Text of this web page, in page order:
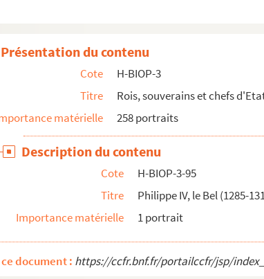
Présentation du contenu
Cote
H-BIOP-3
Titre
Rois, souverains et chefs
matérielle
258 portraits
Description du contenu
Cote
H-BIOP-3-95
Titre
Philippe IV, le Bel (1285-
Importance matérielle
1 portrait
document : https://ccfr.bnf.fr/portailccfr/jsp/